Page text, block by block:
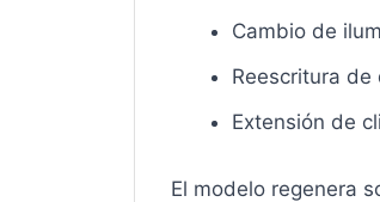
Cambio de
Reescritura
Extensión de
El modelo regenera